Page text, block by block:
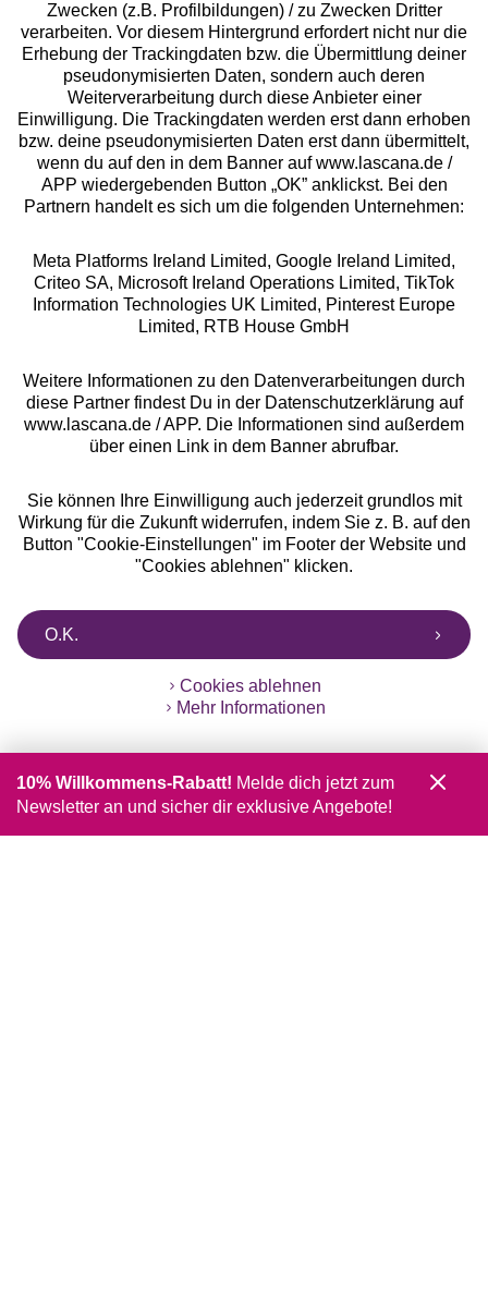
Beratung
Über uns
Rechtliches
Alle Preise inkl. MwSt., zzgl.
Versandkosten
** Bonität vorausgesetzt, berechtigt zur Bonitätsprüfung
Zwecken (z.B. Profilbildungen) / zu Zwecken Dritter
verarbeiten. Vor diesem Hintergrund erfordert nicht nur die
Erhebung der Trackingdaten bzw. die Übermittlung deiner
pseudonymisierten Daten, sondern auch deren
Weiterverarbeitung durch diese Anbieter einer
Einwilligung. Die Trackingdaten werden erst dann erhoben
bzw. deine pseudonymisierten Daten erst dann übermittelt,
wenn du auf den in dem Banner auf www.lascana.de /
APP wiedergebenden Button „OK” anklickst. Bei den
Partnern handelt es sich um die folgenden Unternehmen:
Meta Platforms Ireland Limited, Google Ireland Limited,
Criteo SA, Microsoft Ireland Operations Limited, TikTok
Information Technologies UK Limited, Pinterest Europe
Limited, RTB House GmbH
Weitere Informationen zu den Datenverarbeitungen durch
diese Partner findest Du in der Datenschutzerklärung auf
www.lascana.de / APP. Die Informationen sind außerdem
über einen Link in dem Banner abrufbar.
Sie können Ihre Einwilligung auch jederzeit grundlos mit
Wirkung für die Zukunft widerrufen, indem Sie z. B. auf den
Button "Cookie-Einstellungen" im Footer der Website und
"Cookies ablehnen" klicken.
O.K.
Cookies ablehnen
Mehr Informationen
10% Willkommens-Rabatt! Melde dich jetzt zum
Newsletter an und sicher dir exklusive Angebote!